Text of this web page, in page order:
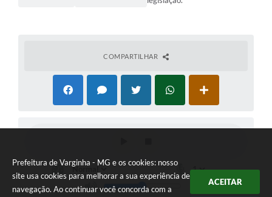
Prefeitura de Varginha - MG e os cookies: nosso
site usa cookies para melhorar a sua experiência de
navegação. Ao continuar você concorda com a
ACEITAR
COMPARTILHAR